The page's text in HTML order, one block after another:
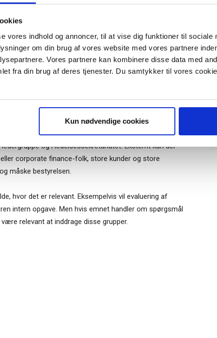
vores indhold og annoncer, til at vise dig funktioner til sociale
om din brug af vores website med vores partnere
Vores partnere kan kombinere disse data med
fra din brug af deres tjenester. Du samtykker til vores
Kun nødvendige cookies
i realiteten bidraget med ved udarbejdelse af
flere problemstillinger, som spiller sammen på den ene
evaluerer de konkrete problemstillinger i forhold til
række kilder både internt i virksomheden og eksternt.
og i ledelsessekretariatet. Eksternt kan der
corporate finance-folk, store kunder og store
måske bestyrelsen.
hvor det er relevant. Eksempelvis vil evaluering af
intern opgave. Men hvis emnet handler om spørgsmål
relevant at inddrage disse grupper.
Ole Borchs bog
i en dansk bestyrelse”